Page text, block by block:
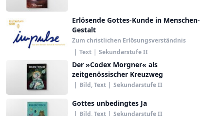
Erlösende Gottes-Kunde in Menschen-
Gestalt
Zum christlichen Erlösungsverständnis
| Text | Sekundarstufe II
Der »Codex Morgner« als
zeitgenössischer Kreuzweg
| Bild, Text | Sekundarstufe II
Gottes unbedingtes Ja
| Bild, Text | Sekundarstufe II